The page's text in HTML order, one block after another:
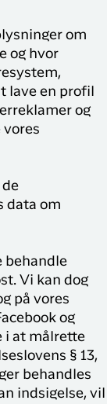
om
og hvor
lave en profil
og
vores
data om
behandle
Vi kan dog
på vores
og
i at målrette
§ 13,
behandles
indsigelse, vil